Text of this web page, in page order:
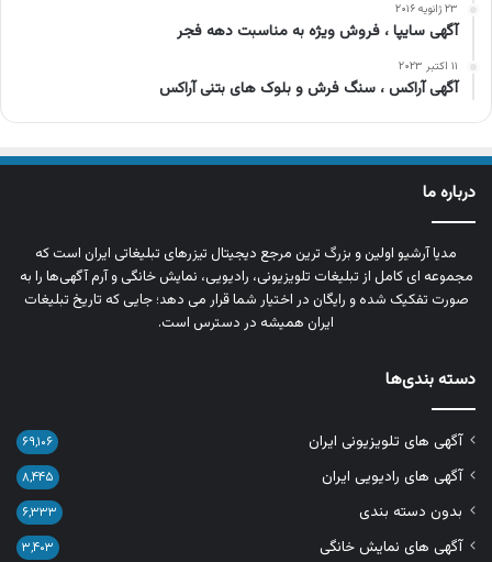
۲۳ ژانویه ۲۰۱۶
آگهی سایپا ، فروش ویژه به مناسبت دهه فجر
۱۱ اکتبر ۲۰۲۳
آگهی آراکس ، سنگ فرش و بلوک های بتنی آراکس
درباره ما
مدیا آرشیو اولین و بزرگ‌ ترین مرجع دیجیتال تیزرهای تبلیغاتی ایران است که
مجموعه‌ ای کامل از تبلیغات تلویزیونی، رادیویی، نمایش خانگی و آرم‌ آگهی‌ها را به‌
صورت تفکیک‌ شده و رایگان در اختیار شما قرار می‌ دهد؛ جایی که تاریخ تبلیغات
ایران همیشه در دسترس است.
دسته بندی‌ها
آگهی های تلویزیونی ایران ۶۹,۱۰۶
آگهی های رادیویی ایران ۸,۴۴۵
بدون دسته بندی ۶,۳۳۳
آگهی های نمایش خانگی ۳,۴۰۳